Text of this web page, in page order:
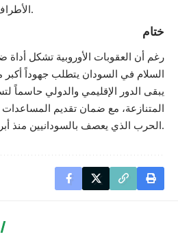
الأطراف ورفضها لأي وساطة دولية.
ختام
رغم أن العقوبات الأوروبية تشكل
السلام في السودان يتطلب جهوداً
يبقى الدور الإقليمي والدولي حاسماً
المتنازعة، مع ضمان تقديم
الحرب الذي يعصف بالسودانيين منذ أبريل الماضي.